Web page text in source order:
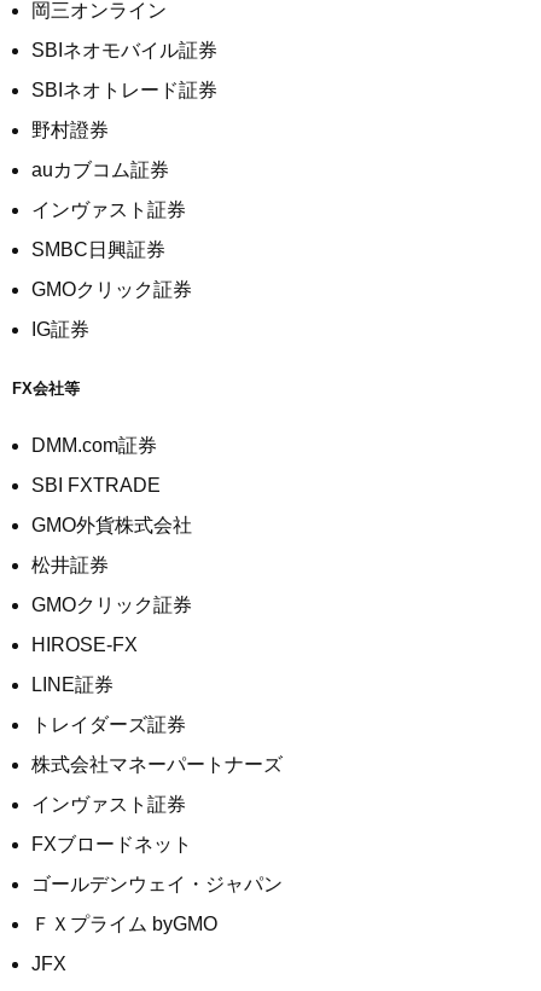
岡三オンライン
SBIネオモバイル証券
SBIネオトレード証券
野村證券
auカブコム証券
インヴァスト証券
SMBC日興証券
GMOクリック証券
IG証券
FX会社等
DMM.com証券
SBI FXTRADE
GMO外貨株式会社
松井証券
GMOクリック証券
HIROSE-FX
LINE証券
トレイダーズ証券
株式会社マネーパートナーズ
インヴァスト証券
FXブロードネット
ゴールデンウェイ・ジャパン
ＦＸプライム byGMO
JFX